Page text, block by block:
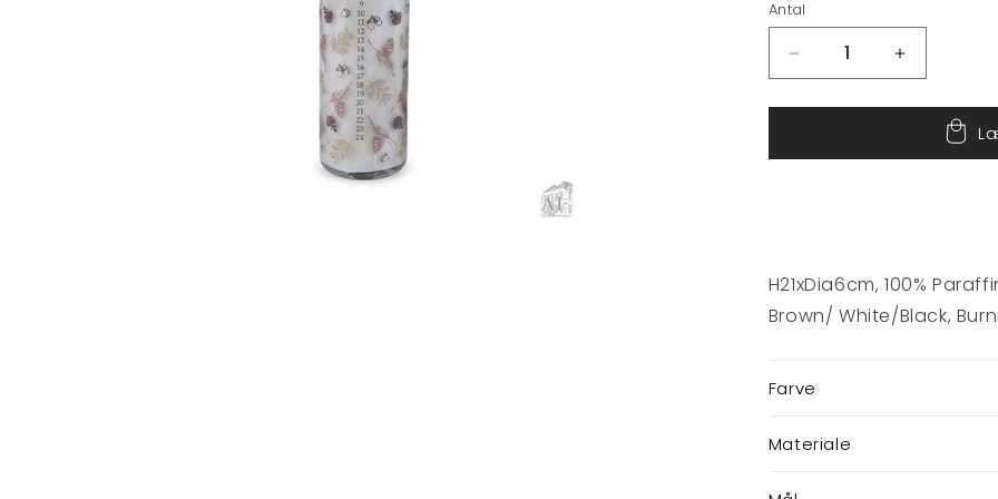
Antal
Reducer
antallet
for
i
Øg
antallet
for
i
H21xDia6cm, 100%
Brown/ White/Black,
Farve
Materiale